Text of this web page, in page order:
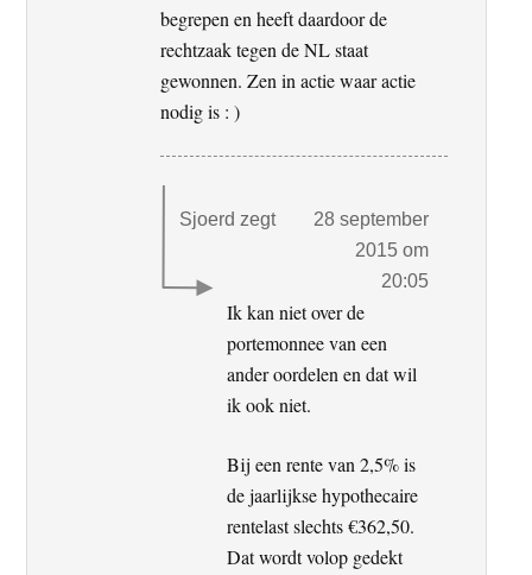
begrepen en heeft daardoor de
rechtzaak tegen de NL staat
gewonnen. Zen in actie waar actie
nodig is : )
Sjoerd zegt
28 september
2015 om
20:05
Ik kan niet over de
portemonnee van een
ander oordelen en dat wil
ik ook niet.
Bij een rente van 2,5% is
de jaarlijkse hypothecaire
rentelast slechts €362,50.
Dat wordt volop gedekt